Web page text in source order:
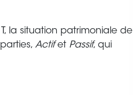
la situation patrimoniale de
Actifet Passif, qui